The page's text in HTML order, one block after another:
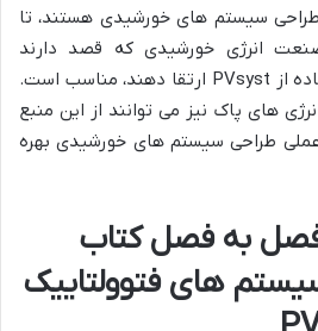
سیستم های خورشیدی هستند، تا
انرژی خورشیدی که قصد دارند
مهارت های خود را در استفاده از PVsyst ارتقا دهند، مناسب است.
های پاک نیز می توانند از این منبع
عملی طراحی سیستم های خورشیدی بهره
به فصل کتاب
های فتوولتاییک